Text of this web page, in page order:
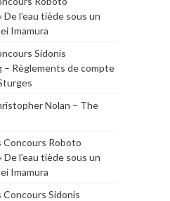
l’eau tiède sous un
Imamura
Sidonis
Règlements de compte
Nolan – The
Concours Roboto
l’eau tiède sous un
Imamura
Concours Sidonis